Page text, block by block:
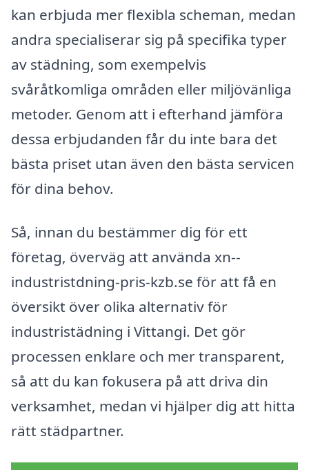
kan erbjuda mer flexibla scheman, medan
andra specialiserar sig på specifika typer
av städning, som exempelvis
svåråtkomliga områden eller miljövänliga
metoder. Genom att i efterhand jämföra
dessa erbjudanden får du inte bara det
bästa priset utan även den bästa servicen
för dina behov.
Så, innan du bestämmer dig för ett
företag, överväg att använda xn--
industristdning-pris-kzb.se för att få en
översikt över olika alternativ för
industristädning i Vittangi. Det gör
processen enklare och mer transparent,
så att du kan fokusera på att driva din
verksamhet, medan vi hjälper dig att hitta
rätt städpartner.